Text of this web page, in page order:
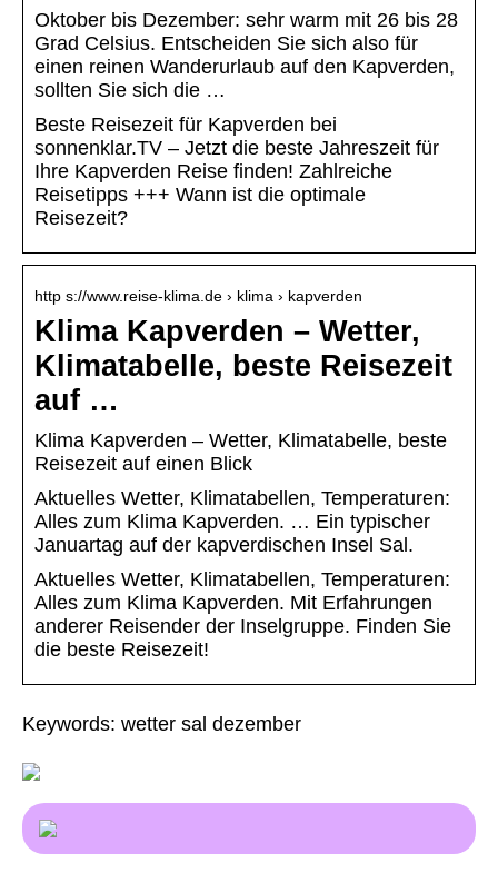
Oktober bis Dezember: sehr warm mit 26 bis 28
Grad Celsius. Entscheiden Sie sich also für
einen reinen Wanderurlaub auf den Kapverden,
sollten Sie sich die …
Beste Reisezeit für Kapverden bei
sonnenklar.TV – Jetzt die beste Jahreszeit für
Ihre Kapverden Reise finden! Zahlreiche
Reisetipps +++ Wann ist die optimale
Reisezeit?
http s://www.reise-klima.de › klima › kapverden
Klima Kapverden – Wetter,
Klimatabelle, beste Reisezeit
auf …
Klima Kapverden – Wetter, Klimatabelle, beste
Reisezeit auf einen Blick
Aktuelles Wetter, Klimatabellen, Temperaturen:
Alles zum Klima Kapverden. … Ein typischer
Januartag auf der kapverdischen Insel Sal.
Aktuelles Wetter, Klimatabellen, Temperaturen:
Alles zum Klima Kapverden. Mit Erfahrungen
anderer Reisender der Inselgruppe. Finden Sie
die beste Reisezeit!
Keywords: wetter sal dezember